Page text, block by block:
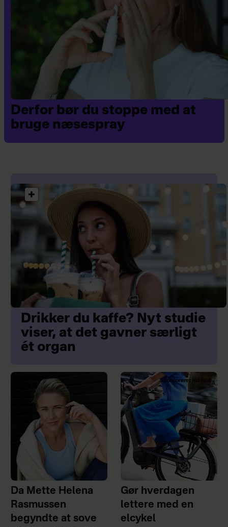
Derfor bør du stoppe med at
bruge næsespray
Drikker du kaffe? Nyt studie
viser, at det gavner særligt
ét organ
Da Mette Helena
Rasmussen
begyndte at sove
Sponsoreret indhold
Gør hverdagen
lettere med en
elcykel